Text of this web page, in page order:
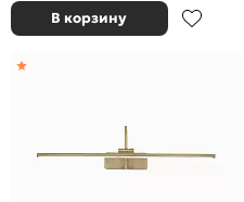
В корзину